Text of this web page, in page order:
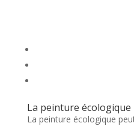
La peinture
La peinture écologique